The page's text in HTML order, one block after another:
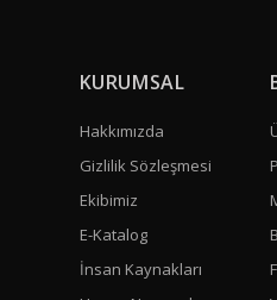
KURUMSAL
Hakkımızda
Gizlilik Sözleşmesi
Ekibimiz
E-Katalog
İnsan Kaynakları